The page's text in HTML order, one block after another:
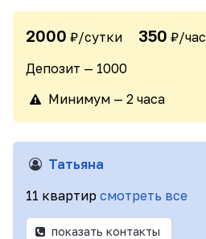
2000 ₽/сутки 350 ₽/час
Депозит — 1000
Минимум — 2 часа
Татьяна
11 квартир смотреть все
показать контакты